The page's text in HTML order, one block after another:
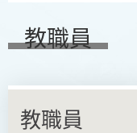
教職員
教職員